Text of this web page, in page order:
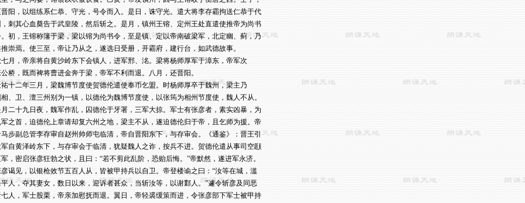
阳，以组练系仁恭、守光，号令而入。是日，诛守光。遣大将李存霸拘送仁恭于代
刺其心血奠告于武皇陵，然后斩之。是月，镇州王镕、定州王处直遣使推帝为尚书
初，王镕称籓于梁，梁以镕为尚书令，至是镇、定以帝南破梁军，北定幽、蓟，乃
崇焉。使三至，帝让乃从之，遂选日受册，开霸府，建行台，如武德故事。
月，帝亲将自黄沙岭东下会镇人，进军邢、洺。梁将杨师厚军于漳东，帝军次
桥，既而裨将曹进金奔于梁，帝军不利而退。八月，还晋阳。
十二年三月，梁魏博节度使贺德伦遣使奉币乞盟。时杨师厚卒于魏州，梁主乃
、卫、澶三州别为一镇，以德伦为魏博节度使，以张筠为相州节度使，魏人不从。
二十九日夜，魏军作乱，囚德伦于牙署，三军大掠。军士有张彦者，素实凶暴，为
之首，迫德伦上章请却复六州之地，梁主不从，遂迫德伦归于帝，且乞师为援。帝
步副总管李存审自赵州帅师屯临清，帝自晋阳东下，与存审会。《通鉴》：晋王引
自黄泽岭东下，与存审会于临清，犹疑魏人之诈，按兵不进。贺德伦遣从事司空颋
，密启张彦狂勃之状，且曰：“若不剪此乱阶，恐贻后悔。”帝默然，遂进军永济。
谒见，以银枪效节五百人从，皆被甲持兵以自卫。帝登楼谕之曰：“汝等在城，滥
人，夺其妻女，数日以来，迎诉者甚众，当斩汝等，以谢鄴人。”遽令斩彦及同恶
人，军士股栗，帝亲加慰抚而退。翼日，帝轻裘缓策而进，令张彦部下军士被甲持